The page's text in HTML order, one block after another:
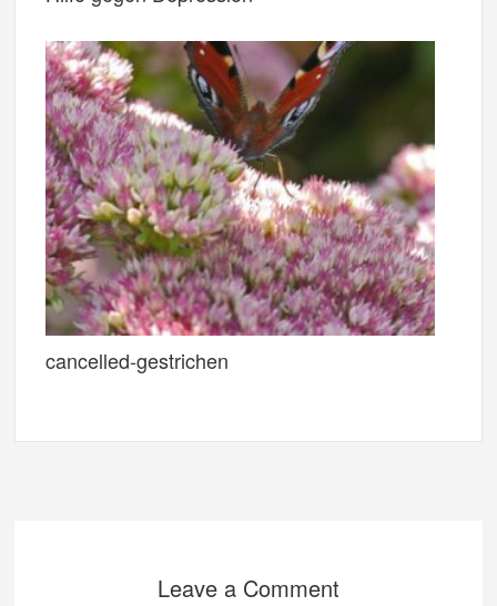
cancelled-gestrichen
Leave a Comment